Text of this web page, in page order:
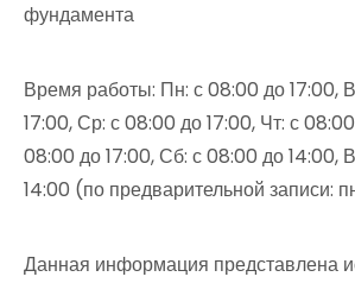
фундамента
Время работы: Пн: с 08:00 до 17:00,
17:00, Ср: с 08:00 до 17:00, Чт: с
08:00 до 17:00, Сб: с 08:00 до 14:00,
14:00 (по предварительной записи:
Данная информация представлена